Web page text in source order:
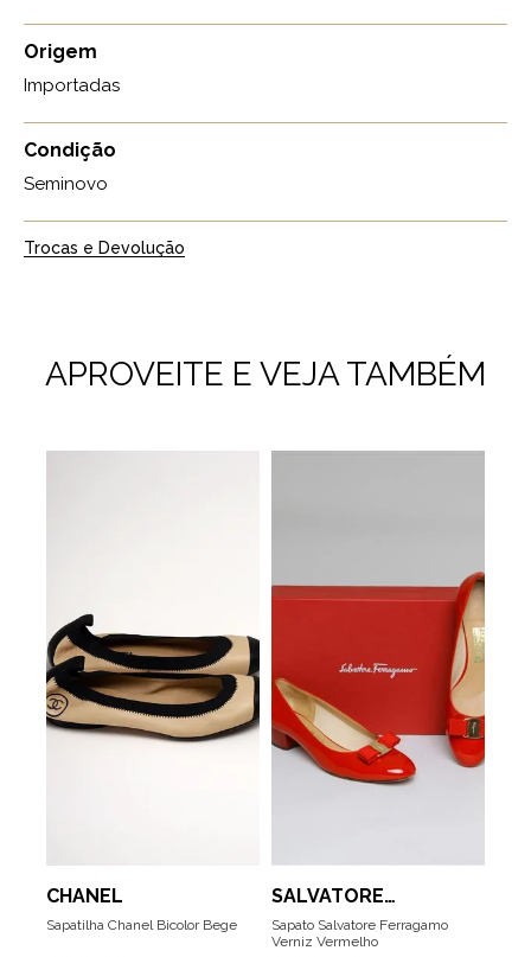
Origem
Importadas
Condição
Seminovo
Trocas e Devolução
APROVEITE E VEJA TAMBÉM
CHANEL
Sapatilha Chanel Bicolor Bege
SALVATORE
FERRAGAMO
Sapato Salvatore Ferragamo
Verniz Vermelho